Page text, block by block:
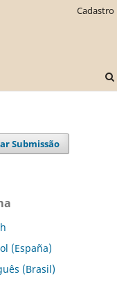
Cadastro
Submissão
(España)
(Brasil)